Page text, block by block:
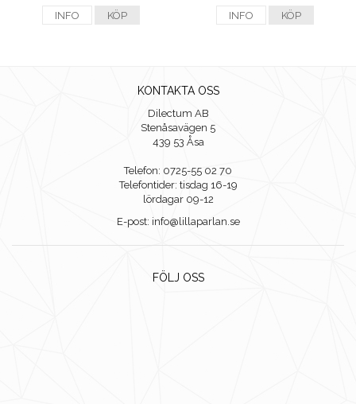
INFO KÖP INFO KÖP
KONTAKTA OSS
Dilectum AB
Stenåsavägen 5
439 53 Åsa
Telefon: 0725-55 02 70
Telefontider: tisdag 16-19
lördagar 09-12
E-post: info@lillaparlan.se
FÖLJ OSS